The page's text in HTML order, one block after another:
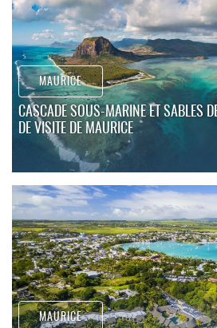
MAURICE
CASCADE SOUS-MARINE ET SABLES
DE VISITE DE MAURICE
MAURICE